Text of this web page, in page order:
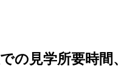
の見学所要時